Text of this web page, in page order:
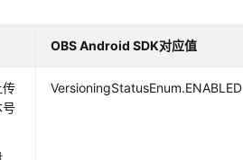
OBS Android SDK对应值
传
VersioningStatusEnum.ENABLED